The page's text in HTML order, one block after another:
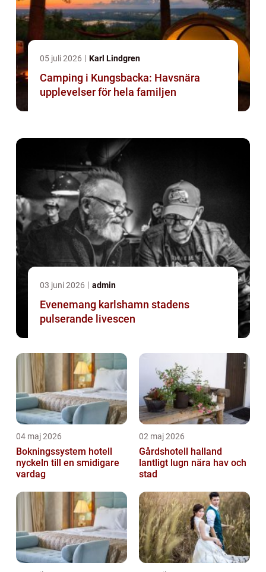
05 juli 2026 Karl Lindgren
Camping i Kungsbacka: Havsnära
upplevelser för hela familjen
03 juni 2026 admin
Evenemang karlshamn stadens
pulserande livescen
04 maj 2026
Bokningssystem hotell
nyckeln till en smidigare
vardag
02 maj 2026
Gårdshotell halland
lantligt lugn nära hav och
stad